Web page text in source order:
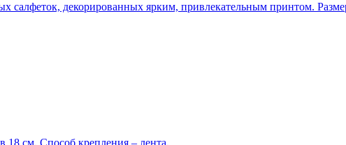
декорированных ярким, привлекательным принтом.